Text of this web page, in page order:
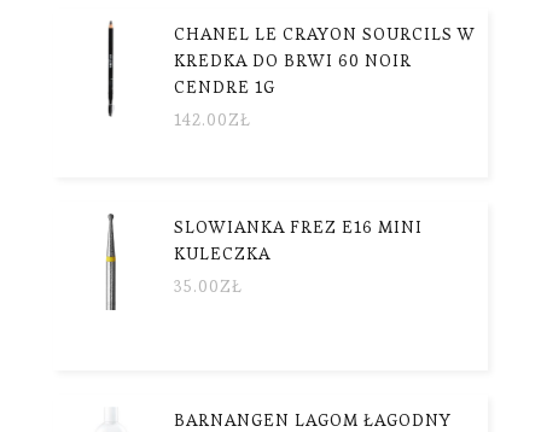
CHANEL LE CRAYON SOURCILS W
KREDKA DO BRWI 60 NOIR
CENDRE 1G
142.00ZŁ
SLOWIANKA FREZ E16 MINI
KULECZKA
35.00ZŁ
BARNANGEN LAGOM ŁAGODNY